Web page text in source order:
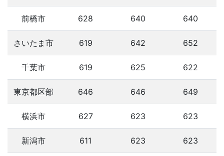
前橋市 628 640 640
さいたま市 619 642 652
千葉市 619 625 622
東京都区部 646 646 649
横浜市 627 623 623
新潟市 611 623 623